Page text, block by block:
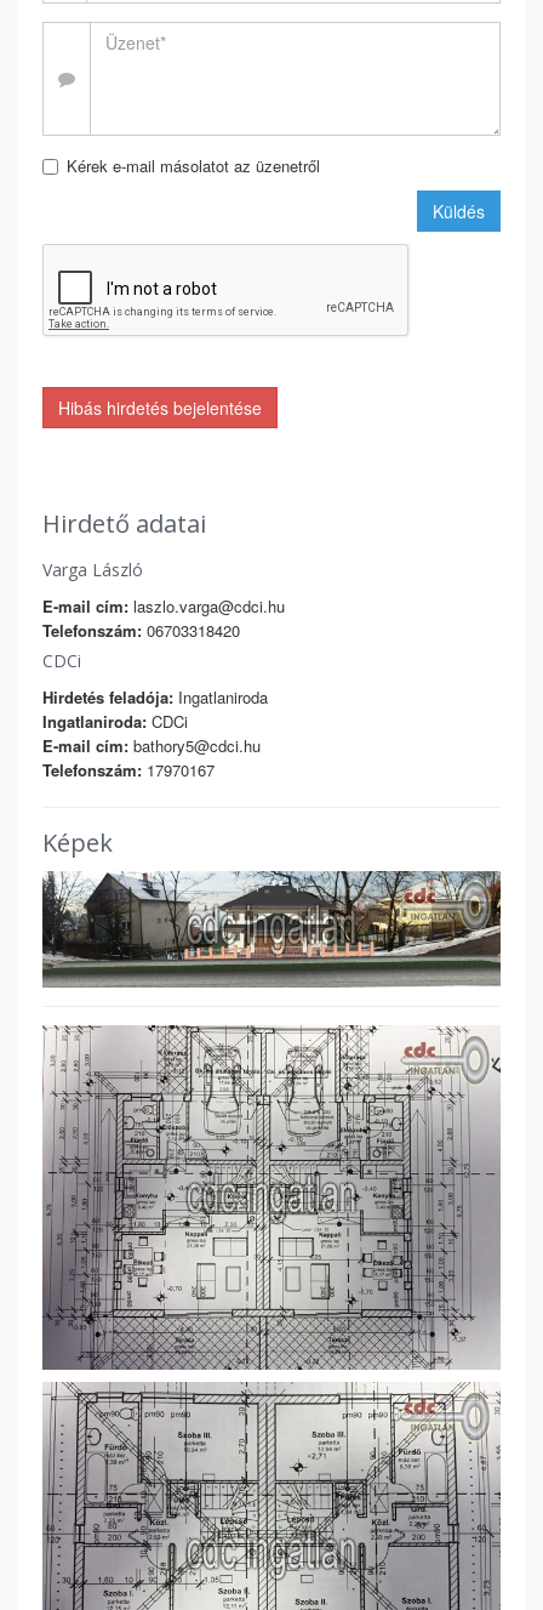
Kérek e-mail másolatot az üzenetről
Küldés
Hibás hirdetés bejelentése
Hirdető adatai
Varga László
E-mail cím: laszlo.varga@cdci.hu
Telefonszám: 06703318420
CDCi
Hirdetés feladója: Ingatlaniroda
Ingatlaniroda: CDCi
E-mail cím: bathory5@cdci.hu
Telefonszám: 17970167
Képek